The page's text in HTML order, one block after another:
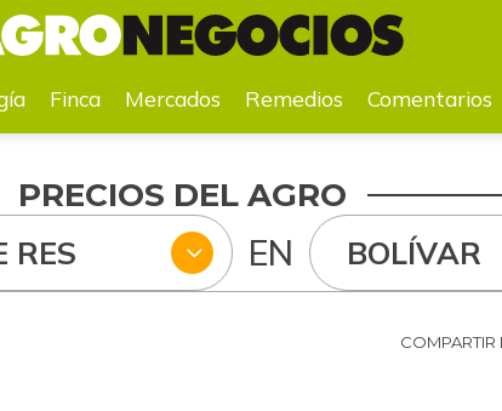
Remedios Comentarios Agenda Precios
Finca Mercados Remedios Comentarios
PRECIOS DEL AGRO
RES EN BOLÍVAR
COMPARTIR